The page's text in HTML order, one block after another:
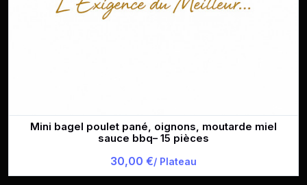
Mini bagel poulet pané, oignons, moutarde miel
sauce bbq– 15 pièces
30,00 €/ Plateau